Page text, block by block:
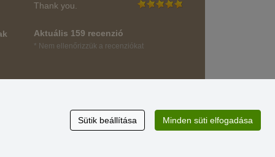
Thank you.
Aktuális 159 recenzió
* Nem ellenőrizzük a recenziókat
Sütik beállítása Minden süti elfogadása